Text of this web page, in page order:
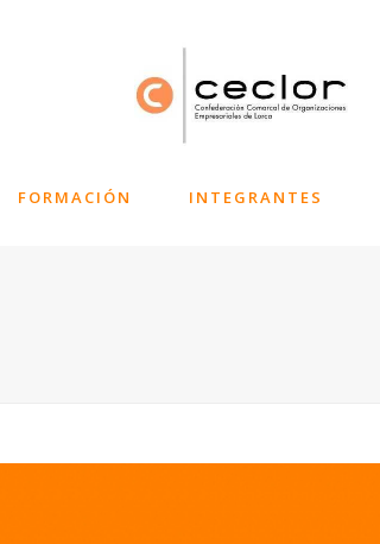
FORMACIÓN INTEGRANTES